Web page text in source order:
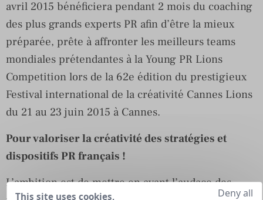
avril 2015 bénéficiera pendant 2 mois du coaching
des plus grands experts PR afin d’être la mieux
préparée, prête à affronter les meilleurs teams
mondiales prétendantes à la Young PR Lions
Competition lors de la 62e édition du prestigieux
Festival international de la créativité Cannes Lions
du 21 au 23 juin 2015 à Cannes.
Pour valoriser la créativité des stratégies et
dispositifs PR français !
L’ambition est de mettre en avant l’audace des
This site uses cookies, Deny all